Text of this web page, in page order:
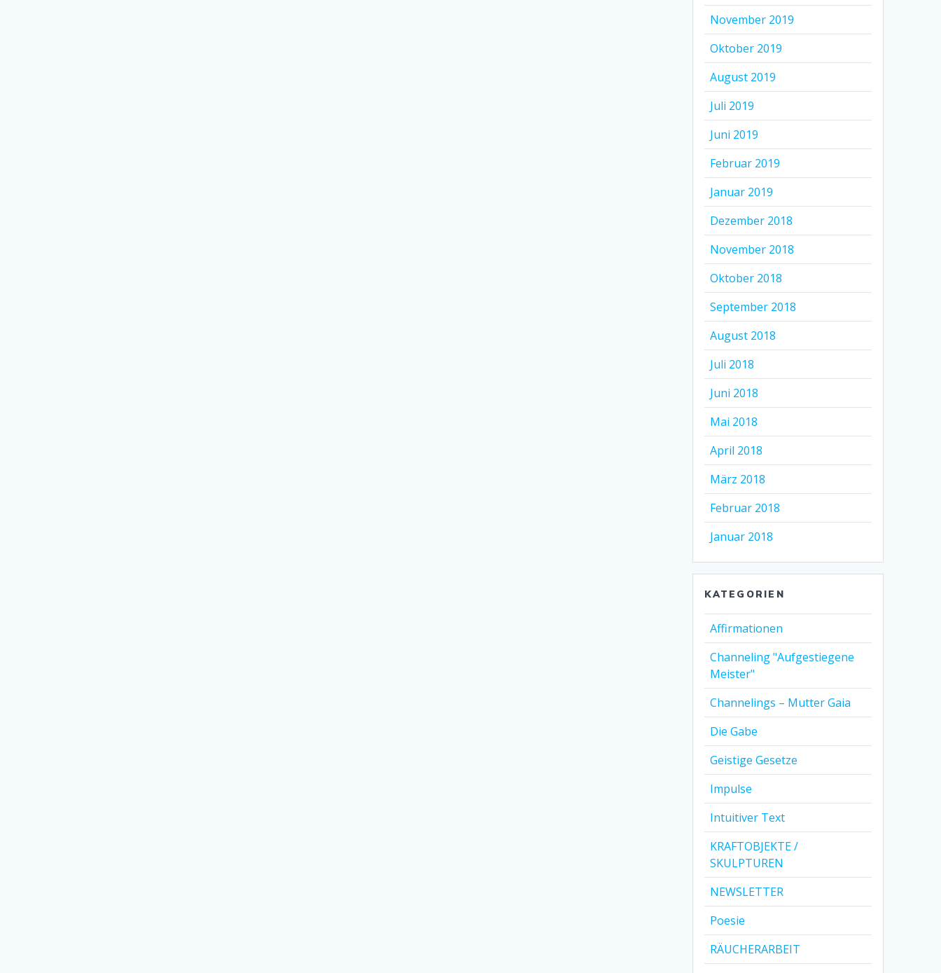
November 2019
Oktober 2019
August 2019
Juli 2019
Juni 2019
Februar 2019
Januar 2019
Dezember 2018
November 2018
Oktober 2018
September 2018
August 2018
Juli 2018
Juni 2018
Mai 2018
April 2018
März 2018
Februar 2018
Januar 2018
KATEGORIEN
Affirmationen
Channeling "Aufgestiegene
Meister"
Channelings – Mutter Gaia
Die Gabe
Geistige Gesetze
Impulse
Intuitiver Text
KRAFTOBJEKTE /
SKULPTUREN
NEWSLETTER
Poesie
RÄUCHERARBEIT